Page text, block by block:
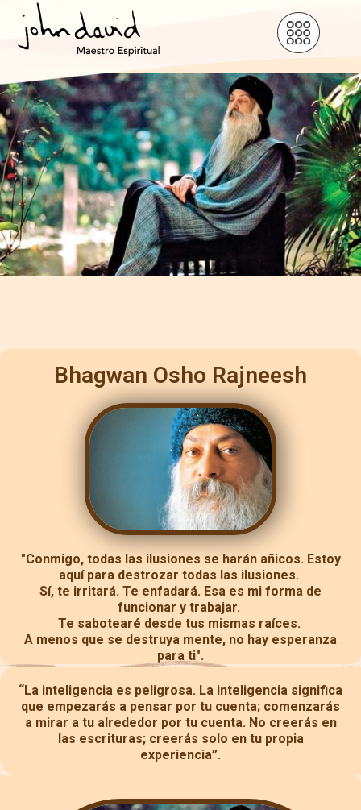
Bhagwan Osho Rajneesh
"Conmigo, todas las ilusiones se harán añicos. Estoy
aquí para destrozar todas las ilusiones.
Sí, te irritará. Te enfadará. Esa es mi forma de
funcionar y trabajar.
Te sabotearé desde tus mismas raíces.
A menos que se destruya mente, no hay esperanza
para ti".
“La inteligencia es peligrosa. La inteligencia significa
que empezarás a pensar por tu cuenta; comenzarás
a mirar a tu alrededor por tu cuenta. No creerás en
las escrituras; creerás solo en tu propia
experiencia”.